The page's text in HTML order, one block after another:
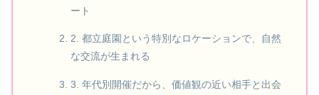
ート
2. 都立庭園という特別なロケーションで、自然
な交流が生まれる
3. 年代別開催だから、価値観の近い相手と出会